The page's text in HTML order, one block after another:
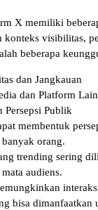
X memiliki
konteks visibilitas,
beberapa
dan Jangkauan
dan Platform Lain
Persepsi Publik
membentuk
orang.
trending sering
audiens.
bisa dimanfaatkan